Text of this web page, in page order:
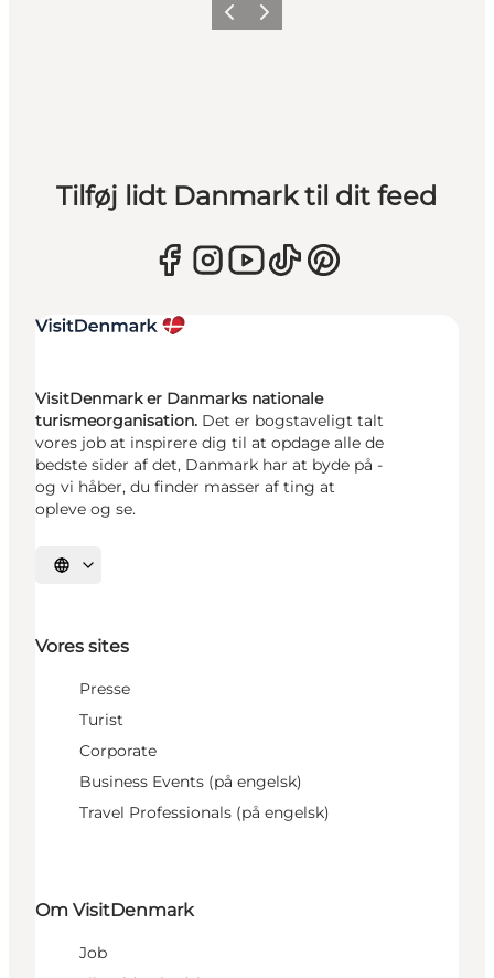
ForrigeNæste
Tilføj lidt Danmark til dit feed
VisitDenmark er Danmarks nationale
turismeorganisation. Det er bogstaveligt talt
vores job at inspirere dig til at opdage alle de
bedste sider af det, Danmark har at byde på -
og vi håber, du finder masser af ting at
opleve og se.
Vælg sprog
Vores sites
Presse
Turist
Corporate
Business Events (på engelsk)
Travel Professionals (på engelsk)
Om VisitDenmark
Job